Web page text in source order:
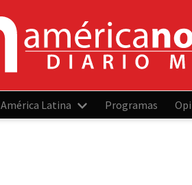
América Latina Programas